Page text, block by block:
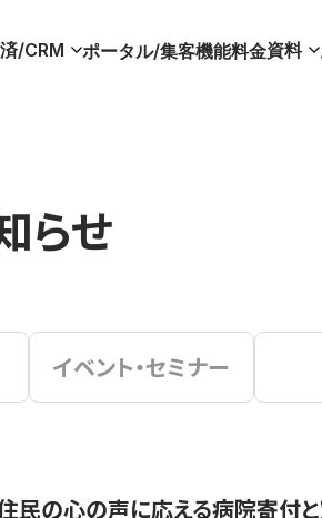
/CRM ポータル/集客機能料金資料
らせ
イベント・セミナー
民の心の声に応える病院寄付